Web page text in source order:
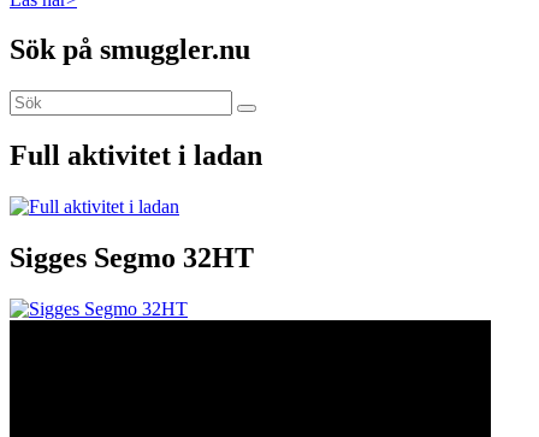
Sök på smuggler.nu
Sök
efter:
Sök
Full aktivitet i ladan
Sigges Segmo 32HT